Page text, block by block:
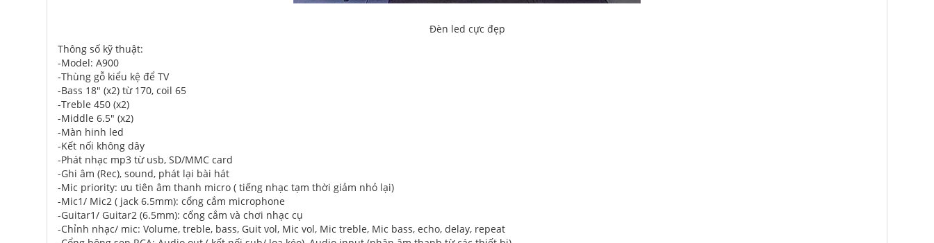
Đèn led cực đẹp
Thông số kỹ thuật:
-Model: A900
-Thùng gỗ kiểu kệ để TV
-Bass 18" (x2) từ 170, coil 65
-Treble 450 (x2)
-Middle 6.5" (x2)
-Màn hinh led
-Kết nối không dây
-Phát nhạc mp3 từ usb, SD/MMC card
-Ghi âm (Rec), sound, phát lại bài hát
-Mic priority: ưu tiên âm thanh micro ( tiếng nhạc tạm thời giảm nhỏ lại)
-Mic1/ Mic2 ( jack 6.5mm): cổng cắm microphone
-Guitar1/ Guitar2 (6.5mm): cổng cắm và chơi nhạc cụ
-Chỉnh nhạc/ mic: Volume, treble, bass, Guit vol, Mic vol, Mic treble, Mic bass, echo, delay, repeat